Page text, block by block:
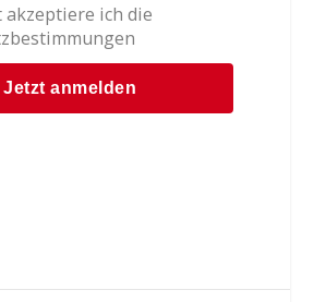
ich die